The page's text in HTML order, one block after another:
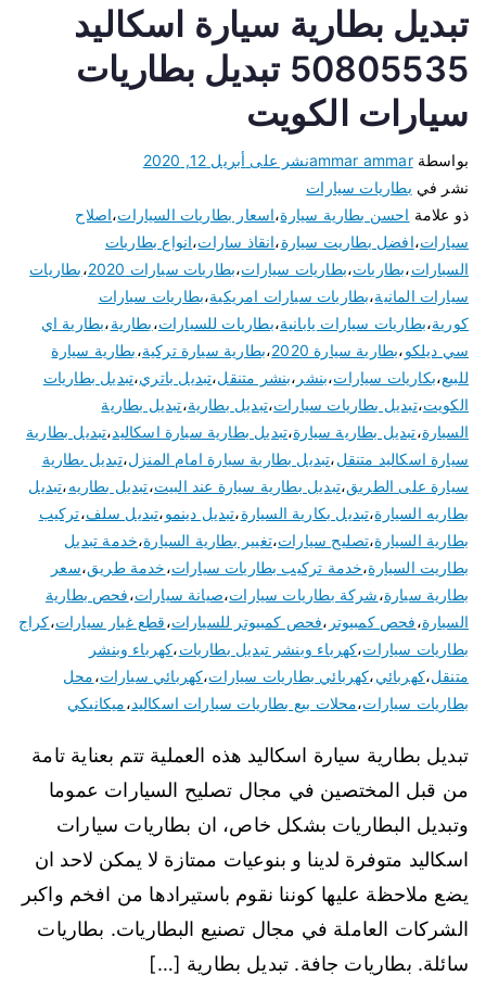
تبديل بطارية سيارة اسكاليد
50805535 تبديل بطاريات
سيارات الكويت
بواسطةammar ammarنشر على أبريل 12, 2020
نشر في بطاريات سيارات
ذو علامة احسن بطارية سيارة،اسعار بطاريات السيارات،اصلاح
سيارات،افضل بطاريت سيارة،انقاذ سارات،انواع بطاريات
السيارات،بطاريات،بطاريات سيارات،بطاريات سيارات 2020 ،بطاريات
سيارات المانية،بطاريات سيارات امريكية،بطاريات سيارات
كورية،بطاريات سيارات يابانية،بطاريات للسيارات،بطارية،بطارية اي
سي ديلكو،بطارية سيارة 2020 ،بطارية سيارة تركية،بطارية سيارة
للبيع،بكاريات سيارات،بنشر ،بنشر متنقل،تبديل باتري،تبديل بطاريات
الكويت،تبديل بطاريات سيارات،تبديل بطارية،تبديل بطارية
السيارة،تبديل بطارية سيارة،تبديل بطارية سيارة اسكاليد،تبديل بطارية
سيارة اسكاليد متنقل،تبديل بطارية سيارة امام المنزل،تبديل بطارية
سيارة على الطريق،تبديل بطارية سيارة عند البيت،تبديل بطاريه،تبديل
بطاريه السيارة،تبديل بكارية السيارة،تبديل دينمو،تبديل سلف،تركيب
بطارية السيارة،تصليح سيارات،تغيير بطارية السيارة،خدمة تبديل
بطاريت السيارة،خدمة تركيب بطاريات سيارات،خدمة طريق،سعر
بطارية سيارة،شركة بطاريات سيارات،صيانة سيارات،فحص بطارية
السيارة،فحص كمبيوتر ،فحص كمبيوتر للسيارات،قطع غيار سيارات،كراج
بطاريات سيارات،كهرباء وبنشر تبديل بطاريات،كهرباء وبنشر
متنقل،كهربائي،كهربائي بطاريات سيارات،كهربائي سيارات،محل
بطاريات سيارات،محلات بيع بطاريات سيارات اسكاليد،ميكانيكي
تبديل بطارية سيارة اسكاليد هذه العملية تتم بعناية تامة
من قبل المختصين في مجال تصليح السيارات عموما
وتبديل البطاريات بشكل خاص، ان بطاريات سيارات
اسكاليد متوفرة لدينا و بنوعيات ممتازة لا يمكن لاحد ان
يضع ملاحظة عليها كوننا نقوم باستيرادها من افخم واكبر
الشركات العاملة في مجال تصنيع البطاريات. بطاريات
سائلة. بطاريات جافة. تبديل بطارية […]